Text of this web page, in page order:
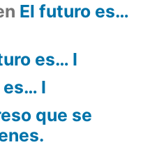
El futuro es…
es… I
I
que se